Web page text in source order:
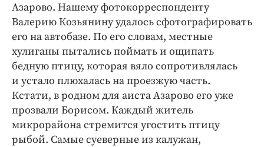
Азарово. Нашему фотокорреспонденту
Валерию Козьянину удалось сфотографировать
его на автобазе. По его словам, местные
хулиганы пытались поймать и ощипать
бедную птицу, которая вяло сопротивлялась
и устало плюхалась на проезжую часть.
Кстати, в родном для аиста Азарово его уже
прозвали Борисом. Каждый житель
микрорайона стремится угостить птицу
рыбой. Самые суеверные из калужан,